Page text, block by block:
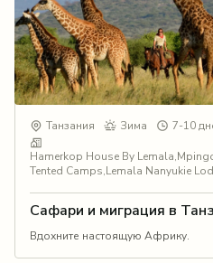
Танзания Зима 7-10
Hamerkop House By
Tented Camps,Lemala Nanyukie
Сафари и миграция в
Вдохните настоящую Африку.